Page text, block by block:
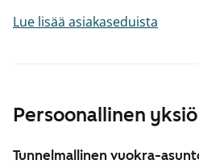
Persoonallinen
Tunnelmallinen vuokra-
Lue lisää asiakaseduista